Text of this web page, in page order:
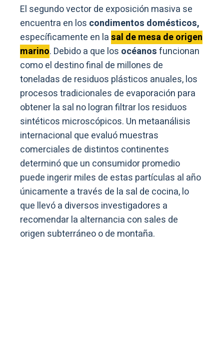
El segundo vector de exposición masiva se
encuentra en los condimentos domésticos,
específicamente en lasal de mesa de origen
marino. Debido a que los océanosfuncionan
como el destino final de millones de
toneladas de residuos plásticos anuales, los
procesos tradicionales de evaporación para
obtener la sal no logran filtrar los residuos
sintéticos microscópicos. Un metaanálisis
internacional que evaluó muestras
comerciales de distintos continentes
determinó que un consumidor promedio
puede ingerir miles de estas partículas al año
únicamente a través de la sal de cocina, lo
que llevó a diversos investigadores a
recomendar la alternancia con sales de
origen subterráneo o de montaña.